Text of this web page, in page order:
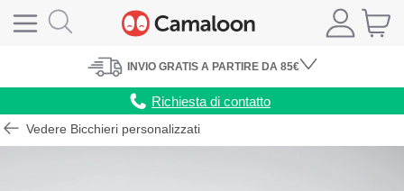
INVIO GRATIS A PARTIRE DA 85€
Richiesta di contatto
Vedere Bicchieri personalizzati